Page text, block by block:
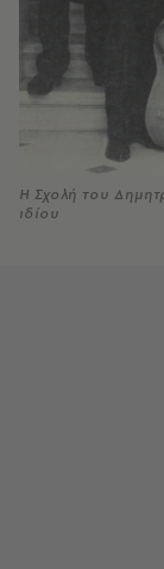
Η Σχολή του
ιδίου